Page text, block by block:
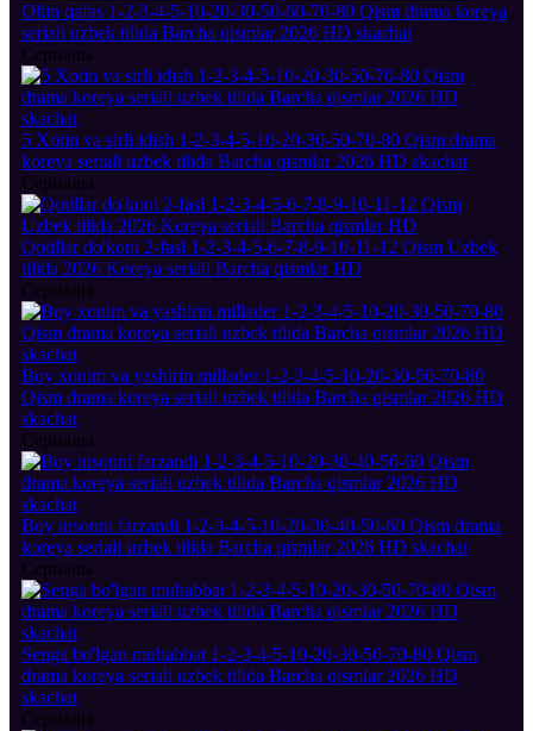
Oltin qafas 1-2-3-4-5-10-20-30-50-60-70-80 Qism drama koreya
seriali uzbek tilida Barcha qismlar 2026 HD skachat
Сериалы
5 Xotin va sirli idish 1-2-3-4-5-10-20-30-50-70-80 Qism drama
koreya seriali uzbek tilida Barcha qismlar 2026 HD skachat
Сериалы
Qotillar do'koni 2-fasl 1-2-3-4-5-6-7-8-9-10-11-12 Qism Uzbek
tilida 2026 Koreya seriali Barcha qismlar HD
Сериалы
Boy xonim va yashirin millader 1-2-3-4-5-10-20-30-50-70-80
Qism drama koreya seriali uzbek tilida Barcha qismlar 2026 HD
skachat
Сериалы
Boy insonni farzandi 1-2-3-4-5-10-20-30-40-50-60 Qism drama
koreya seriali uzbek tilida Barcha qismlar 2026 HD skachat
Сериалы
Senga bo'lgan muhabbat 1-2-3-4-5-10-20-30-50-70-80 Qism
drama koreya seriali uzbek tilida Barcha qismlar 2026 HD
skachat
Сериалы